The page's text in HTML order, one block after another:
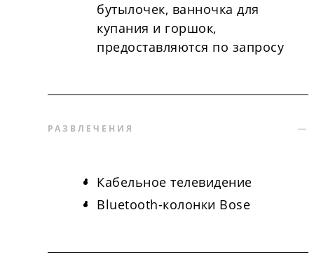
бутылочек, ванночка для
купания и горшок,
предоставляются по запросу
РАЗВЛЕЧЕНИЯ
Кабельное телевидение
Bluetooth-колонки Bose